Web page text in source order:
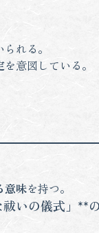
れる。
を意図している。
意味を持つ。
いの儀式」**